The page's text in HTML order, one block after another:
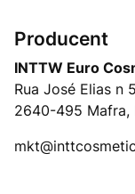
Producent
INTTW Euro
Rua José Elias n
2640-495 Mafra,